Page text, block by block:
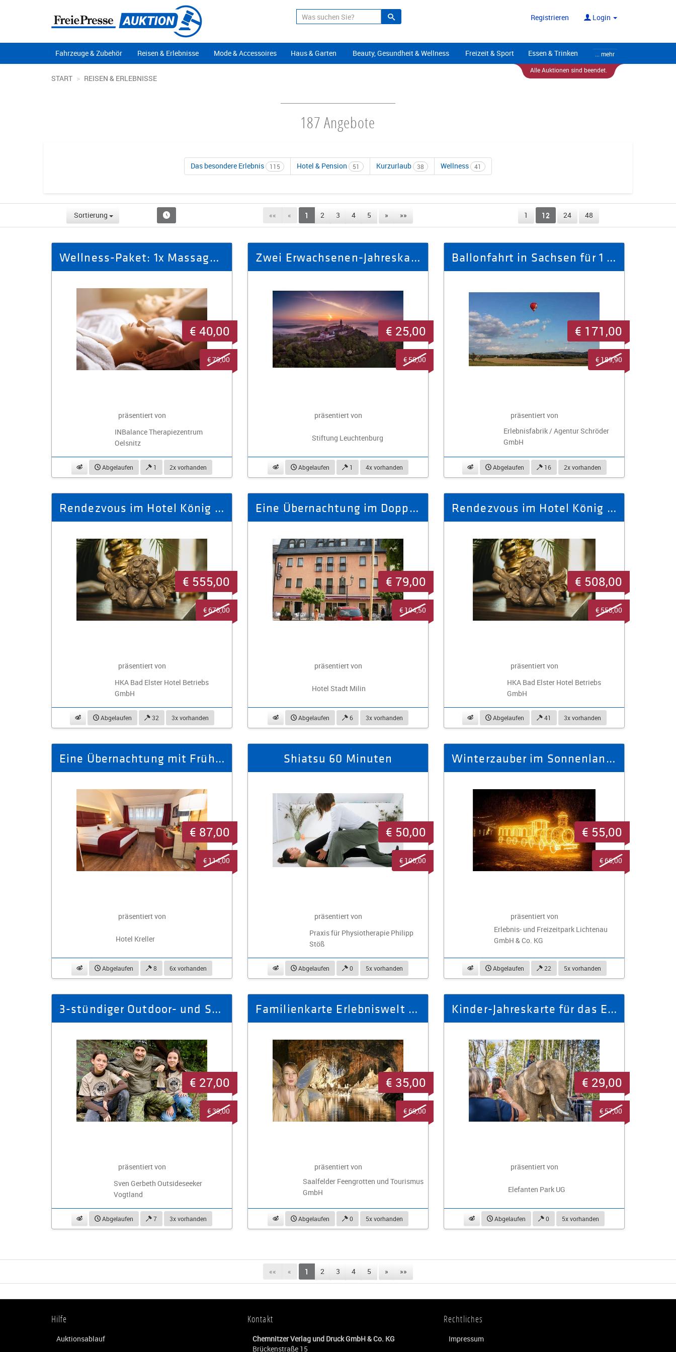
Suche Registrieren Login
Fahrzeuge & Zubehör Reisen & Erlebnisse Mode & Accessoires Haus & Garten Beauty, Gesundheit & Wellness Freizeit & Sport Essen & Trinken
... mehr
Alle Auktionen sind beendet.
START REISEN & ERLEBNISSE
187 Angebote
Das besondere Erlebnis 115 Hotel & Pension 51 Kurzurlaub 38 Wellness 41
Sortierung 1 12 24 48
«« « 1 2 3 4 5 » »»
Wellness-Paket: 1x Massage "classic" + 1x Aromaöl-Massage
präsentiert von
INBalance Therapiezentrum
Oelsnitz
beobachtenAbgelaufen 1 2x vorhanden
€ 40,00
€ 79,00
Zwei Erwachsenen-Jahreskarten für die Leuchtenburg
präsentiert von
Stiftung Leuchtenburg
beobachtenAbgelaufen 1 4x vorhanden
€ 25,00
€ 50,00
Ballonfahrt in Sachsen für 1 Person
präsentiert von
Erlebnisfabrik / Agentur Schröder
GmbH
beobachtenAbgelaufen 16 2x vorhanden
€ 171,00
€ 189,90
Rendezvous im Hotel König Albert für 2 Personen in der Suite
präsentiert von
HKA Bad Elster Hotel Betriebs
GmbH
beobachtenAbgelaufen 32 3x vorhanden
€ 555,00
€ 678,00
Eine Übernachtung im Doppelzimmer für zwei Personen mit Frühstück
präsentiert von
Hotel Stadt Milin
beobachtenAbgelaufen 6 3x vorhanden
€ 79,00
€ 104,50
Rendezvous im Hotel König Albert, Superior - Zimmer für 2 Personen
präsentiert von
HKA Bad Elster Hotel Betriebs
GmbH
beobachtenAbgelaufen 41 3x vorhanden
€ 508,00
€ 558,00
Eine Übernachtung mit Frühstück im Doppelzimmer für zwei Personen
präsentiert von
Hotel Kreller
beobachtenAbgelaufen 8 6x vorhanden
€ 87,00
€ 114,00
Shiatsu 60 Minuten
präsentiert von
Praxis für Physiotherapie Philipp
Stöß
beobachtenAbgelaufen 0 5x vorhanden
€ 50,00
€ 100,00
Winterzauber im Sonnenlandpark - Ausflug Winter 2025/26 für 4 Personen
präsentiert von
Erlebnis- und Freizeitpark Lichtenau
GmbH & Co. KG
beobachtenAbgelaufen 22 5x vorhanden
€ 55,00
€ 66,00
3-stündiger Outdoor- und Survivalkurs
präsentiert von
Sven Gerbeth Outsideseeker
Vogtland
beobachtenAbgelaufen 7 3x vorhanden
€ 27,00
€ 39,00
Familienkarte Erlebniswelt Saalfelder Feengrotten (2 Erw. + 1 Kind)
präsentiert von
Saalfelder Feengrotten und Tourismus
GmbH
beobachtenAbgelaufen 0 5x vorhanden
€ 35,00
€ 69,00
Kinder-Jahreskarte für das Elefantenreservat Erlebnispark
präsentiert von
Elefanten Park UG
beobachtenAbgelaufen 0 5x vorhanden
€ 29,00
€ 57,00
«« « 1 2 3 4 5 » »»
Hilfe
Auktionsablauf
Kontakt
Chemnitzer Verlag und Druck GmbH & Co. KG
Brückenstraße 15
Rechtliches
Impressum